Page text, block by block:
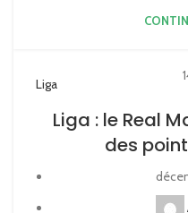
Liga
Liga : le Real
des